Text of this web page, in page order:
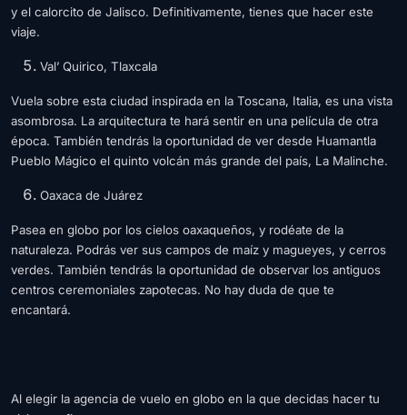
y el calorcito de Jalisco. Definitivamente, tienes que hacer este
viaje.
Val’ Quirico, Tlaxcala
Vuela sobre esta ciudad inspirada en la Toscana, Italia, es una vista
asombrosa. La arquitectura te hará sentir en una película de otra
época. También tendrás la oportunidad de ver desde Huamantla
Pueblo Mágico el quinto volcán más grande del país, La Malinche.
Oaxaca de Juárez
Pasea en globo por los cielos oaxaqueños, y rodéate de la
naturaleza. Podrás ver sus campos de maíz y magueyes, y cerros
verdes. También tendrás la oportunidad de observar los antiguos
centros ceremoniales zapotecas. No hay duda de que te
encantará.
Al elegir la agencia de vuelo en globo en la que decidas hacer tu